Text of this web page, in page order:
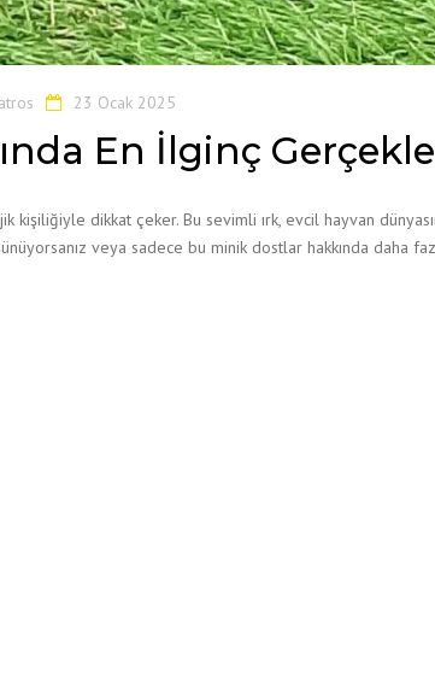
23 Ocak 2025
En İlginç
kişiliğiyle dikkat çeker. Bu sevimli ırk, evcil hayvan
veya sadece bu minik dostlar hakkında daha